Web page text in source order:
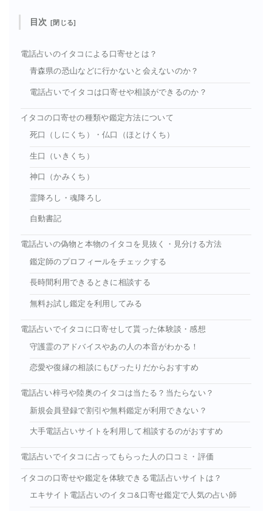
目次
電話占いのイタコによる口寄せとは？
青森県の恐山などに行かないと会えないのか？
電話占いでイタコは口寄せや相談ができるのか？
イタコの口寄せの種類や鑑定方法について
死口（しにくち）・仏口（ほとけくち）
生口（いきくち）
神口（かみくち）
霊降ろし・魂降ろし
自動書記
電話占いの偽物と本物のイタコを見抜く・見分ける方法
鑑定師のプロフィールをチェックする
長時間利用できるときに相談する
無料お試し鑑定を利用してみる
電話占いでイタコに口寄せして貰った体験談・感想
守護霊のアドバイスやあの人の本音がわかる！
恋愛や復縁の相談にもぴったりだからおすすめ
電話占い梓弓や陸奥のイタコは当たる？当たらない？
新規会員登録で割引や無料鑑定が利用できない？
大手電話占いサイトを利用して相談するのがおすすめ
電話占いでイタコに占ってもらった人の口コミ・評価
イタコの口寄せや鑑定を体験できる電話占いサイトは？
エキサイト電話占いのイタコ&口寄せ鑑定で人気の占い師